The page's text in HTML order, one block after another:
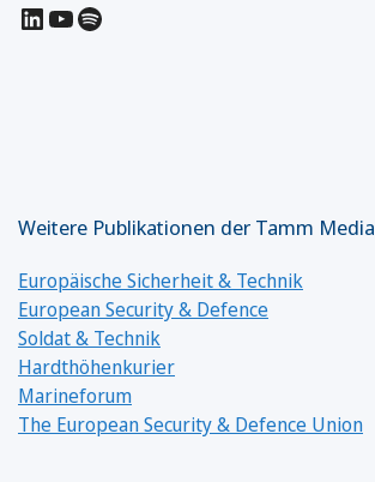
LinkedIn
YouTube
Spotify
Weitere Publikationen der Tamm Media
Europäische Sicherheit & Technik
European Security & Defence
Soldat & Technik
Hardthöhenkurier
Marineforum
The European Security & Defence Union